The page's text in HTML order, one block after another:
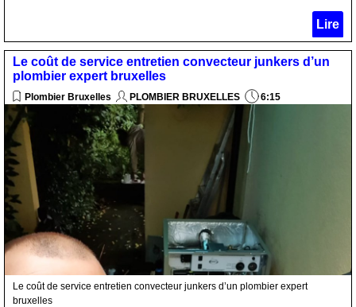
Lire
Le coût de service entretien convecteur junkers d’un
plombier expert bruxelles
Plombier Bruxelles PLOMBIER BRUXELLES 6:15
Le coût de service entretien convecteur junkers d’un plombier expert
bruxelles